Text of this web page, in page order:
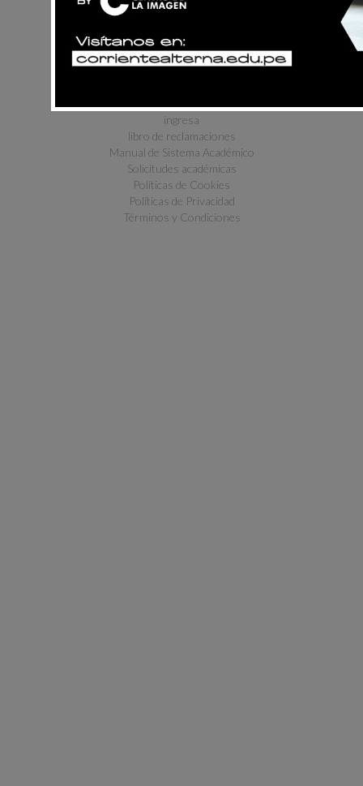
galería el ojo ajeno
cultural
blog
ingresa
libro de reclamaciones
Manual de Sistema Académico
Solicitudes académicas
Políticas de Cookies
Políticas de Privacidad
Términos y Condiciones